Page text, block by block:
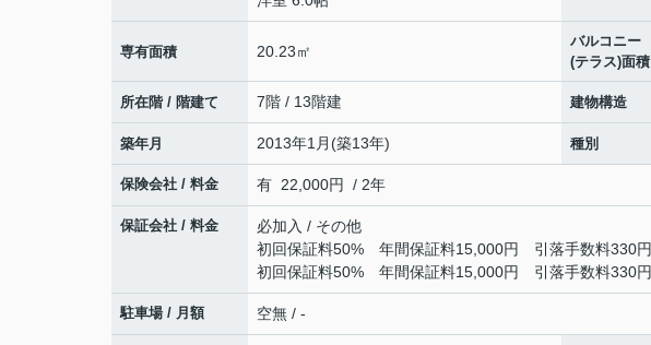
専有面積 20.23㎡
バルコニー
(テラス)面積
所在階 / 階建て 7階 / 13階建 建物構造
築年月 2013年1月(築13年) 種別
保険会社 / 料金 有 22,000円 / 2年
保証会社 / 料金
必加入 / その他
初回保証料50% 年間保証料15,000円 引落手数料330円
初回保証料50% 年間保証料15,000円 引落手数料330円
駐車場 / 月額 空無 / -